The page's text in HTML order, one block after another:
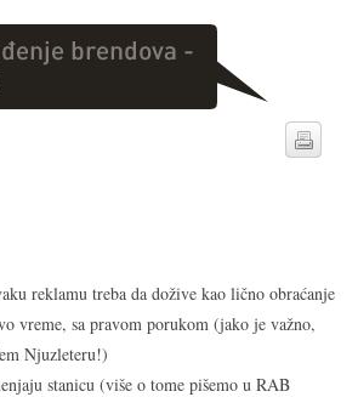
reklamu treba da dožive kao lično obraćanje
vreme, sa pravom porukom (jako je važno,
Njuzleteru!)
stanicu (više o tome pišemo u RAB